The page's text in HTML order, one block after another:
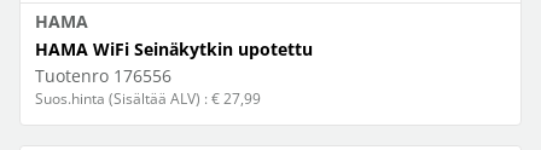
HAMA
HAMA WiFi Seinäkytkin upotettu
Tuotenro 176556
Suos.hinta (Sisältää ALV) : € 27,99